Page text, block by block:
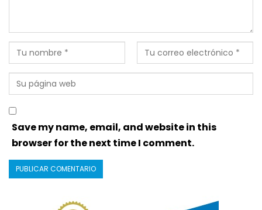
Save my name, email, and website in this
browser for the next time I comment.